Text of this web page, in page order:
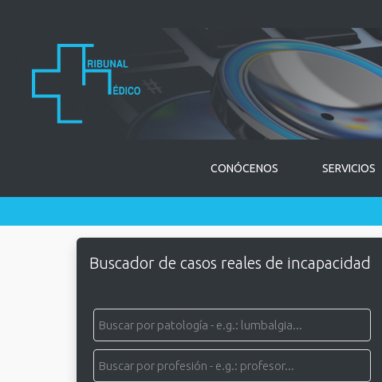
CONÓCENOS SERVICIOS
Buscador de casos reales de incapacidad